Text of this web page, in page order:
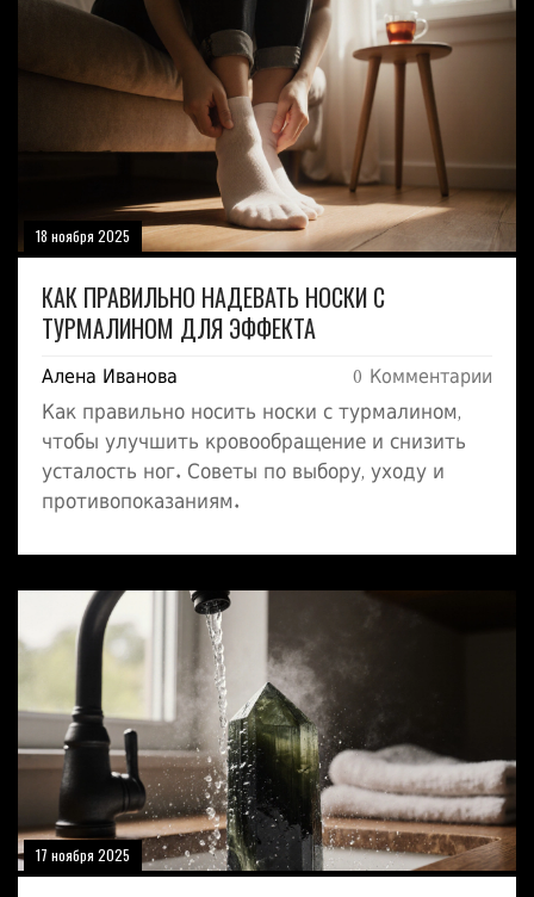
18 ноября 2025
КАК ПРАВИЛЬНО НАДЕВАТЬ НОСКИ С
ТУРМАЛИНОМ ДЛЯ ЭФФЕКТА
Алена Иванова 0 Комментарии
Как правильно носить носки с турмалином,
чтобы улучшить кровообращение и снизить
усталость ног. Советы по выбору, уходу и
противопоказаниям.
17 ноября 2025